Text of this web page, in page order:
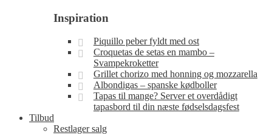
Inspiration
Piquillo peber fyldt med ost
Croquetas de setas en mambo –
Svampekroketter
Grillet chorizo med honning og mozzarella
Albondigas – spanske kødboller
Tapas til mange? Server et overdådigt
tapasbord til din næste fødselsdagsfest
Tilbud
Restlager salg